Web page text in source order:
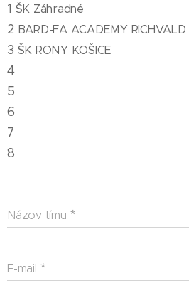
1 ŠK Záhradné
2 BARD-FA ACADEMY RICHVALD
3 ŠK RONY KOŠICE
4
5
6
7
8
Názov tímu
E-mail